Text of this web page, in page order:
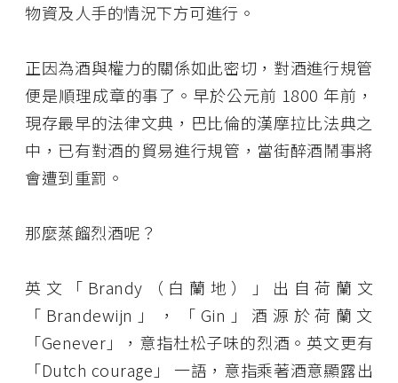
物資及人手的情況下方可進行。
正因為酒與權力的關係如此密切，對酒進行規管
便是順理成章的事了。早於公元前 1800 年前，
現存最早的法律文典，巴比倫的漢摩拉比法典之
中，已有對酒的貿易進行規管，當街醉酒鬧事將
會遭到重罰。
那麼蒸餾烈酒呢？
英文「Brandy（白蘭地）」出自荷蘭文
「Brandewijn」，「Gin」酒源於荷蘭文
「Genever」，意指杜松子味的烈酒。英文更有
「Dutch courage」 一語，意指乘著酒意顯露出